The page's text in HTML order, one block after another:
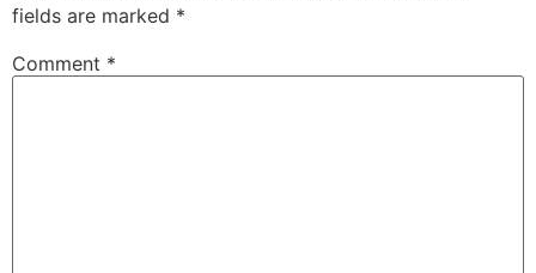
fields are marked *
Comment *